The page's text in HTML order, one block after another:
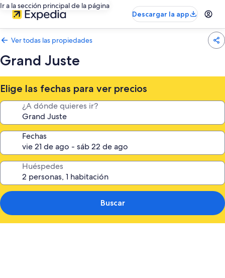
Ir a la sección principal de la página
Descargar la app
Ver todas las propiedades
Grand Juste
Elige las fechas para ver precios
¿A dónde quieres ir?
Fechas
Huéspedes
Buscar